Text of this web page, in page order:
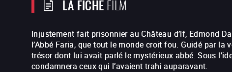
LA FICHEFILM
Injustement fait prisonnier au Château d’If, Edmond
l’Abbé Faria, que tout le monde croit fou. Guidé par la
trésor dont lui avait parlé le mystérieux abbé. Sous
condamnera ceux qui l’avaient trahi auparavant.